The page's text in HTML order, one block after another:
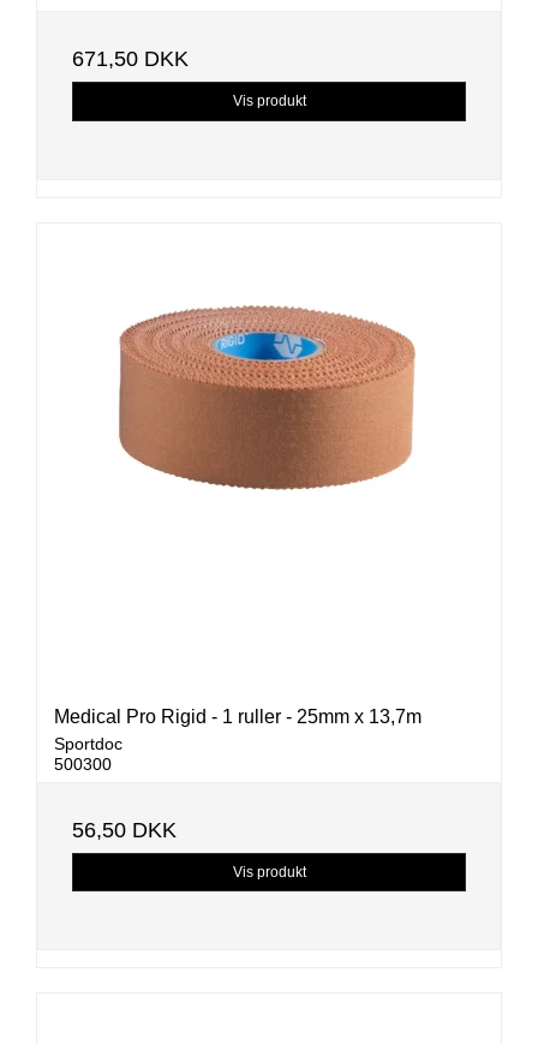
671,50 DKK
Vis produkt
Medical Pro Rigid - 1 ruller - 25mm x 13,7m
Sportdoc
500300
56,50 DKK
Vis produkt